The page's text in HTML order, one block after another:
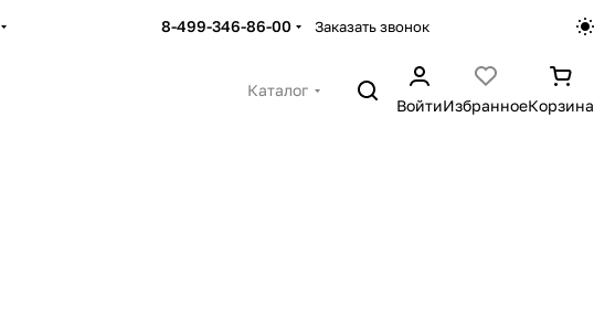
8-499-346-86-00 Заказать звонок
Каталог
ВойтиИзбранноеКорзина